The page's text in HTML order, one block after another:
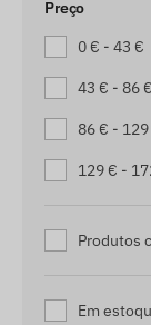
Preço
0 € - 43 €
43 € - 86 €
86 € -
129 € -
Produtos
Em